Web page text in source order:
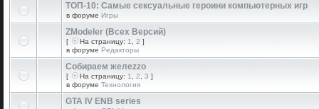
ТОП-10: Самые сексуальные героини компьютерных игр
в форуме Игры
ZModeler (Всех Версий)
[ На страницу: 1 2 ]
в форуме Редакторы
Собираем желеzzо
[ На страницу: 1 2 3 ]
в форуме Технология
GTA IV ENB series